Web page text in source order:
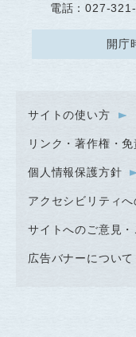
電話：027-
開庁
サイトの使い方
リンク・著作権・
個人情報保護方針
アクセシビリティ
サイトへのご意見・
広告バナーについて